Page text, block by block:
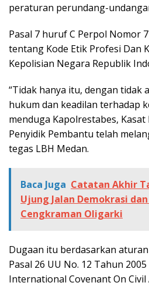
peraturan perundang-
Pasal 7 huruf C Perpol Nomor
tentang Kode Etik Profesi Dan
Kepolisian Negara Republik
“Tidak hanya itu, dengan tidak
hukum dan keadilan terhadap
menduga Kapolrestabes, Kasat
Penyidik Pembantu telah
tegas LBH Medan.
Baca Juga Catatan Akhir
Ujung Jalan Demokrasi
Cengkraman Oligarki
Dugaan itu berdasarkan
Pasal 26 UU No. 12 Tahun
International Covenant On Civil